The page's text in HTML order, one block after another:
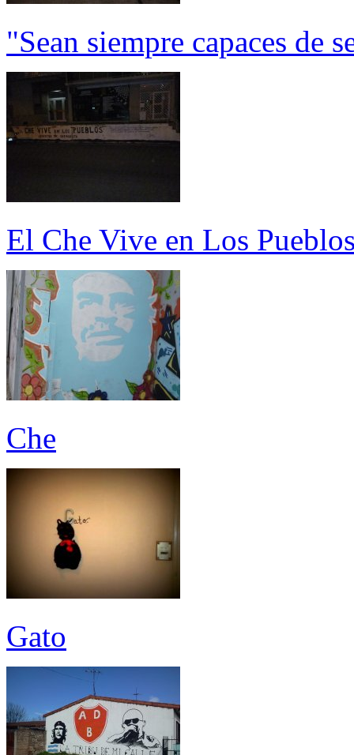
"Sean siempre capaces de
El Che Vive en Los
Che
Gato